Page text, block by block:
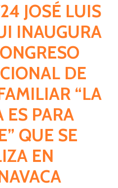
JOSÉ LUIS
INAUGURA
DE
“LA
ES PARA
QUE SE
EN